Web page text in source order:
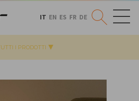
IT EN ES FR DE
I PRODOTTI